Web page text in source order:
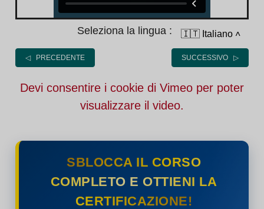
Seleziona la lingua : 🇮🇹 Italiano ˄
◁ PRECEDENTE SUCCESSIVO ▷
Devi consentire i cookie di Vimeo per poter
visualizzare il video.
SBLOCCA IL CORSO
COMPLETO E OTTIENI LA
CERTIFICAZIONE!